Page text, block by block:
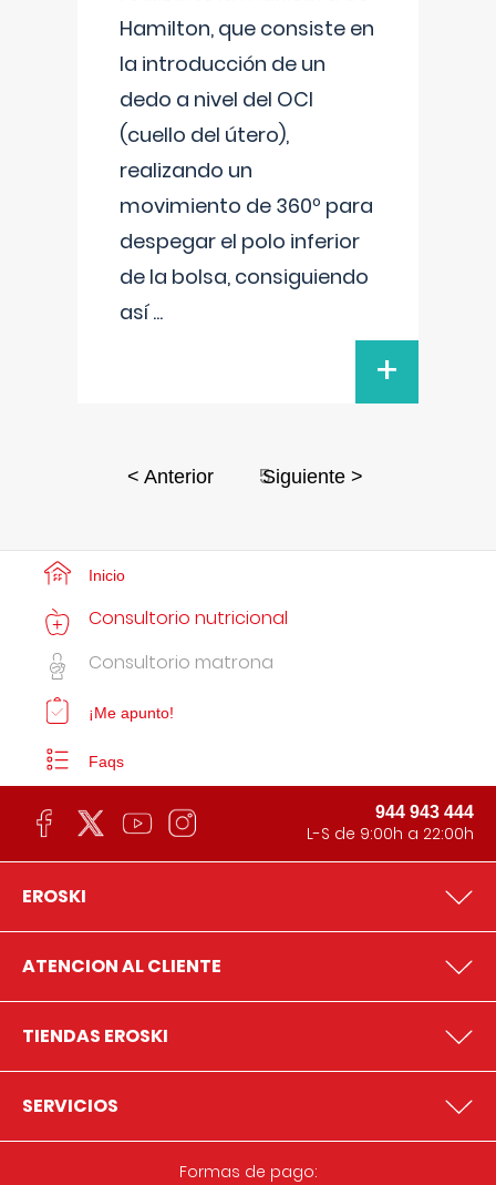
Hamilton, que consiste en
la introducción de un
dedo a nivel del OCI
(cuello del útero),
realizando un
movimiento de 360º para
despegar el polo inferior
de la bolsa, consiguiendo
así...
+
< Anterior 5
Siguiente >
Inicio
Consultorio nutricional
Consultorio matrona
¡Me apunto!
Faqs
944 943 444
L-S de 9:00h a 22:00h
EROSKI
ATENCION AL CLIENTE
TIENDAS EROSKI
SERVICIOS
Formas de pago: